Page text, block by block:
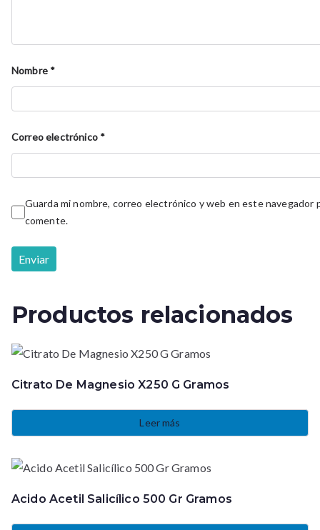
Nombre *
Correo electrónico *
Guarda mi nombre, correo electrónico y web en este navegador
comente.
Productos relacionados
Citrato De Magnesio X250 G Gramos
Leer más
Acido Acetil Salicílico 500 Gr Gramos